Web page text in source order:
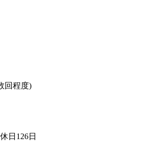
回程度)
日126日